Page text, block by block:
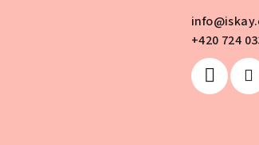
info@
+420 724